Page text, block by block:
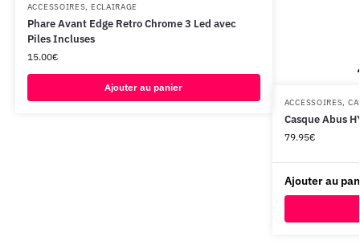
ACCESSOIRES, ECLAIRAGE
Phare Avant Edge Retro Chrome 3 Led avec
Piles Incluses
15.00€
Ajouter au panier
ACCESSOIRES,
Casque Abus
79.95€
Ajouter au